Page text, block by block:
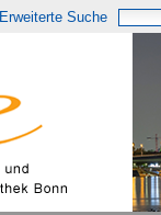
Erweiterte Suche